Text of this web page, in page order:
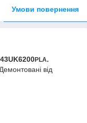
Умови повернення
PLA.
від